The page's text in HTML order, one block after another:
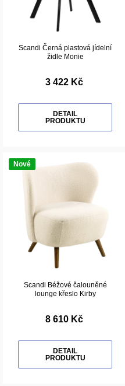
Scandi Černá plastová jídelní
židle Monie
3 422 Kč
DETAIL
PRODUKTU
Nové
Scandi Béžové čalouněné
lounge křeslo Kirby
8 610 Kč
DETAIL
PRODUKTU